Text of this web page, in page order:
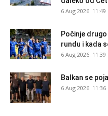
6 Aug 2026. 11:49
Počinje
rundu i kada
6 Aug 2026. 11:39
Balkan se
6 Aug 2026. 11:36